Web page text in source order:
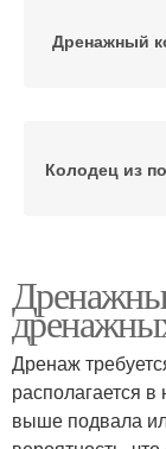
Дренажный
Колодец из
Сточные
Колодец для
Дренаж
располагается
выше подвала